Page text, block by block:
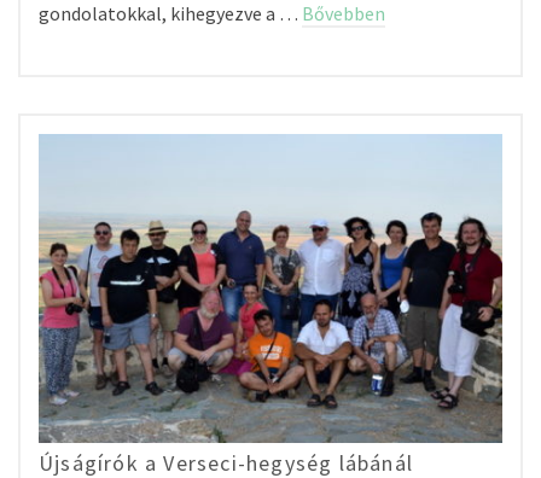
gondolatokkal, kihegyezve a … Bővebben
Újságírók a Verseci-hegység lábánál